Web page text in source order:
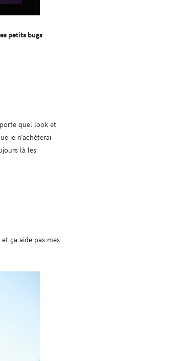
petits bugs
quel look et
je n’achèterai
là les
ça aide pas mes